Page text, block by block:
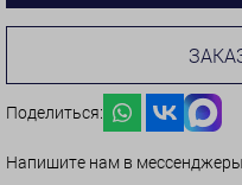
Поделиться:
Напишите нам в